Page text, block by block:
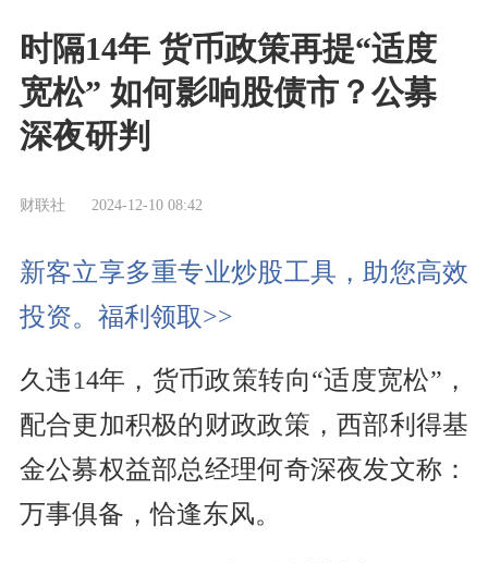
时隔14年 货币政策再提“适度
宽松” 如何影响股债市？公募
深夜研判
财联社 2024-12-10 08:42
新客立享多重专业炒股工具，助您高效
投资。福利领取>>
久违14年，货币政策转向“适度宽松”，
配合更加积极的财政政策，西部利得基
金公募权益部总经理何奇深夜发文称：
万事俱备，恰逢东风。